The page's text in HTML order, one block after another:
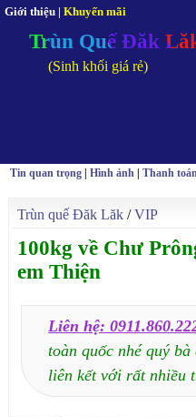
Giới thiệu | Khuyến mãi
Trùn Quế Đăk
(Sinh khối giá rẻ)
Tin quan trọng |Hình ảnh |Thanh
Trùn quế Đăk Lăk /VIP
100kg về Chư
em Thiện
Liên hệ:
toàn quốc nhé quý
liên kết với rất nhiều